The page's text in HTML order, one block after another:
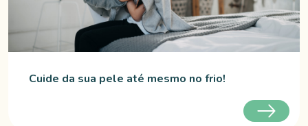
Cuide da sua pele até mesmo no frio!